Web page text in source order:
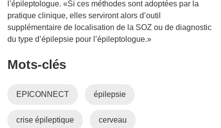
l’épileptologue. «Si ces méthodes sont adoptées par la
pratique clinique, elles serviront alors d’outil
supplémentaire de localisation de la SOZ ou de diagnostic
du type d’épilepsie pour l’épileptologue.»
Mots‑clés
EPICONNECT épilepsie
crise épileptique cerveau